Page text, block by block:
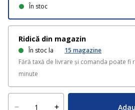
În stoc
Ridică din magazin
În stoc la 15 magazine
Fără taxă de livrare și comanda poate fi
minute